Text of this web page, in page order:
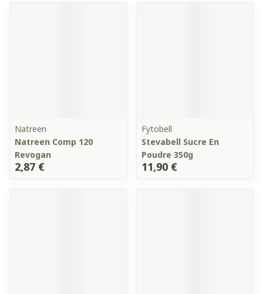
Natreen
Natreen Comp 120
Revogan
2,87 €
Fytobell
Stevabell Sucre En
Poudre 350g
11,90 €